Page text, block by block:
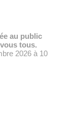
au public
tous.
2026 à 10